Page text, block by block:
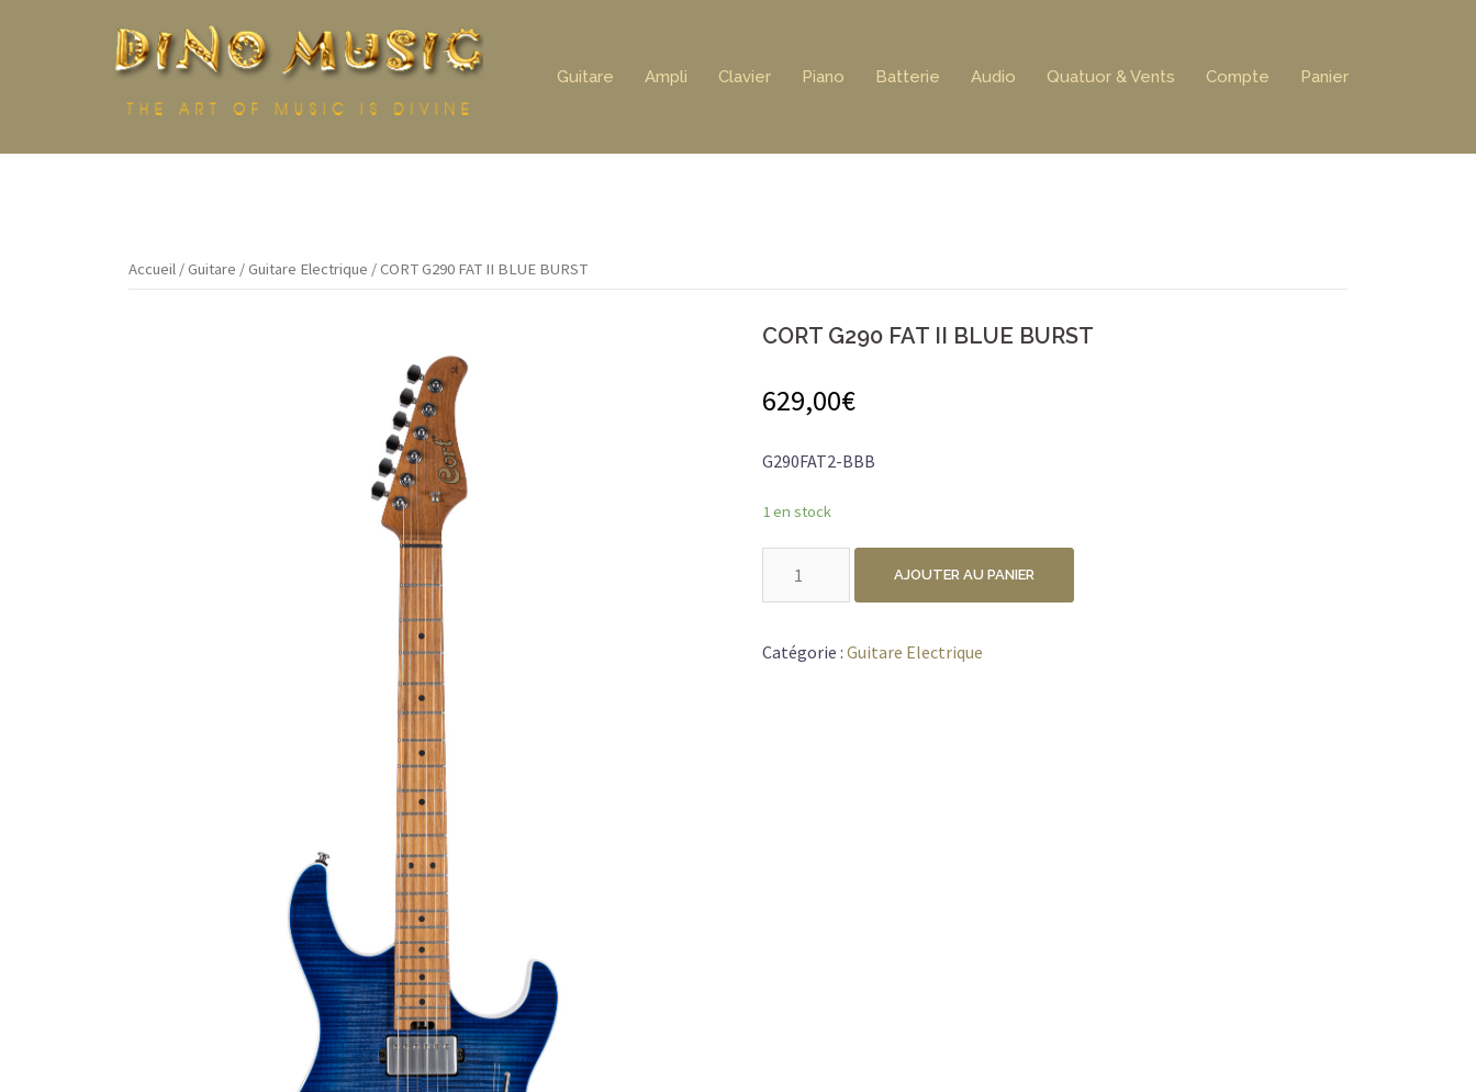
Guitare Ampli Clavier Piano Batterie Audio Quatuor & Vents Compte Panier
Accueil /Guitare /Guitare Electrique / CORT G290 FAT II BLUE BURST
CORT G290 FAT II BLUE BURST
629,00€
G290FAT2-BBB
1 en stock
G290
AJOUTER AU PANIER
Catégorie :Guitare Electrique